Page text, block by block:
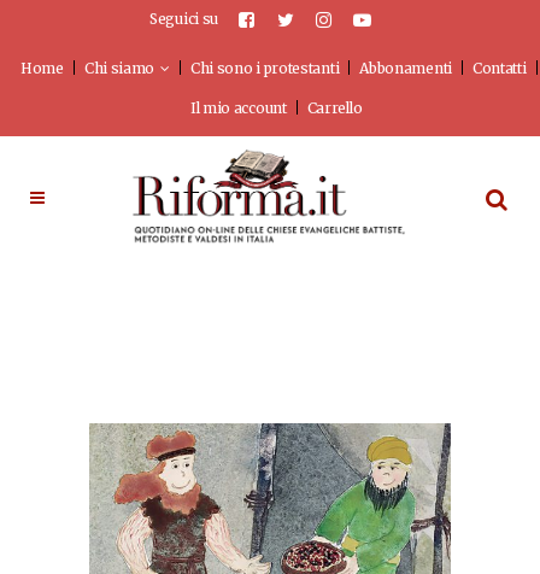
Seguici su
Home Chi siamo Chi sono i protestanti Abbonamenti Contatti
Il mio account Carrello